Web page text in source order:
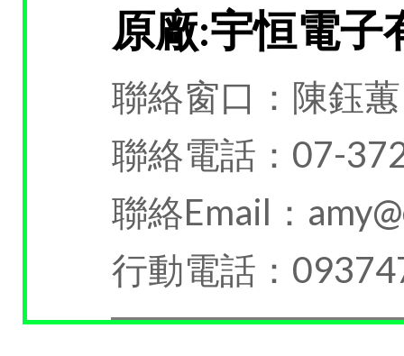
原廠:宇恒電子
聯絡窗口：陳鈺蕙
聯絡電話：07-
聯絡Email：
行動電話：